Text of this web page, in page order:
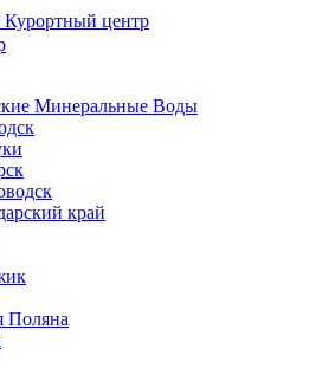
Минеральные Воды
край
Поляна